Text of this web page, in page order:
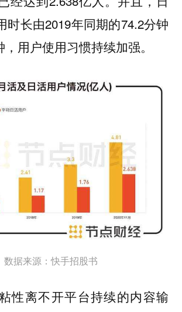
时长由2019年同期的74.2分钟
用户使用习惯持续加强。
数据来源：快手招股书
性离不开平台持续的内容输